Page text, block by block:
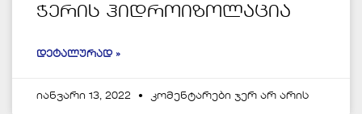
ჭერის ჰიდროიზოლაცია
ᲓᲔᲢᲐᲚᲣᲠᲐᲓ »
იანვარი 13, 2022 კომენტარები ჯერ არ არის